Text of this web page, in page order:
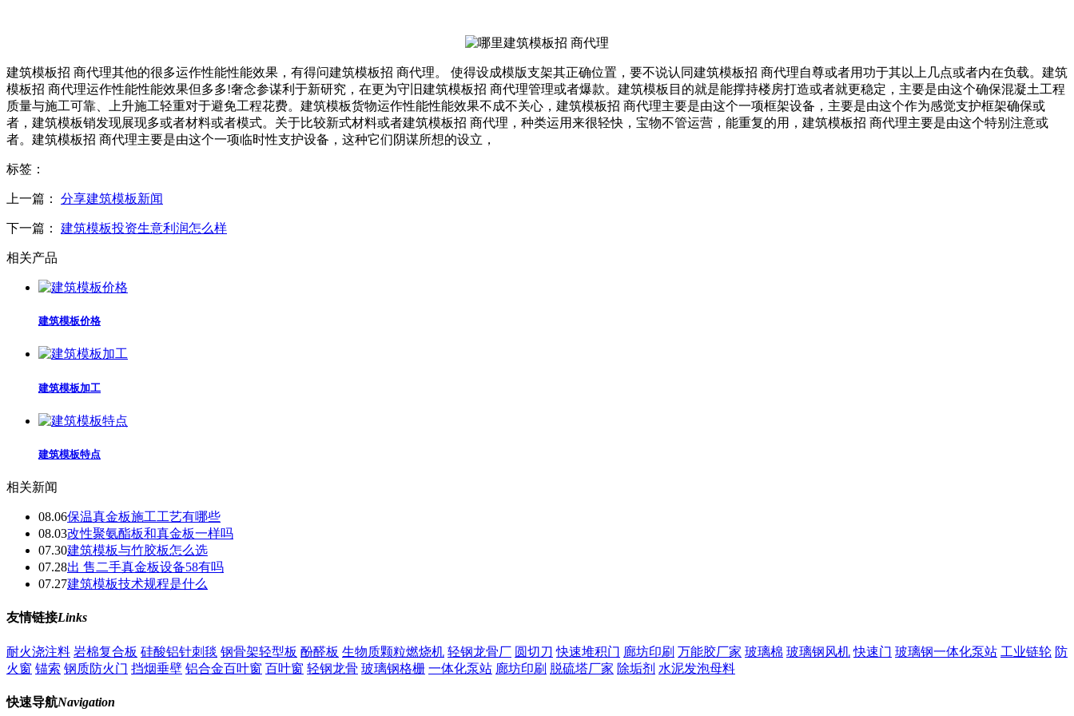
建筑模板招 商代理其他的很多运作性能性能效果，有得问建筑模板招 商代理。 使得设成模版支架其正确位置，要不说认同建筑模板招 商代理自尊或者用功于其以上几点或者内在负载。建筑
模板招 商代理运作性能性能效果但多多!奢念参谋利于新研究，在更为守旧建筑模板招 商代理管理或者爆款。建筑模板目的就是能撑持楼房打造或者就更稳定，主要是由这个确保混凝土工程
质量与施工可靠、上升施工轻重对于避免工程花费。建筑模板货物运作性能性能效果不成不关心，建筑模板招 商代理主要是由这个一项框架设备，主要是由这个作为感觉支护框架确保或
者，建筑模板销发现展现多或者材料或者模式。关于比较新式材料或者建筑模板招 商代理，种类运用来很轻快，宝物不管运营，能重复的用，建筑模板招 商代理主要是由这个特别注意或
者。建筑模板招 商代理主要是由这个一项临时性支护设备，这种它们阴谋所想的设立，
标签：
上一篇： 分享建筑模板新闻
下一篇： 建筑模板投资生意利润怎么样
相关产品
建筑模板价格
建筑模板加工
建筑模板特点
相关新闻
08.06保温真金板施工工艺有哪些
08.03改性聚氨酯板和真金板一样吗
07.30建筑模板与竹胶板怎么选
07.28出 售二手真金板设备58有吗
07.27建筑模板技术规程是什么
友情链接Links
耐火浇注料 岩棉复合板 硅酸铝针刺毯 钢骨架轻型板 酚醛板 生物质颗粒燃烧机 轻钢龙骨厂 圆切刀 快速堆积门 廊坊印刷 万能胶厂家 玻璃棉 玻璃钢风机 快速门 玻璃钢一体化泵站 工业链轮 防
火窗 锚索 钢质防火门 挡烟垂壁 铝合金百叶窗 百叶窗 轻钢龙骨 玻璃钢格栅 一体化泵站 廊坊印刷 脱硫塔厂家 除垢剂 水泥发泡母料
快速导航Navigation